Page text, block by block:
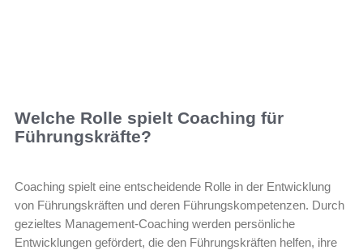
Welche Rolle spielt Coaching für
Führungskräfte?
Coaching spielt eine entscheidende Rolle in der Entwicklung
von Führungskräften und deren Führungskompetenzen. Durch
gezieltes Management-Coaching werden persönliche
Entwicklungen gefördert, die den Führungskräften helfen, ihre